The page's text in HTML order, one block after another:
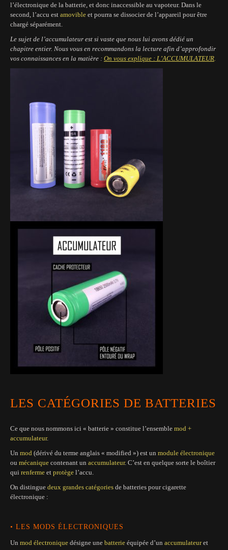
l’électronique de la batterie, et donc inaccessible au vapoteur. Dans le
second, l’accu est amovible et pourra se dissocier de l’appareil pour être
chargé séparément.
Le sujet de l’accumulateur est si vaste que nous lui avons dédié un
chapitre entier. Nous vous en recommandons la lecture afin d’approfondir
vos connaissances en la matière : On vous explique : L’ACCUMULATEUR.
LES CATÉGORIES DE BATTERIES
Ce que nous nommons ici « batterie » constitue l’ensemble mod +
accumulateur.
Un mod (dérivé du terme anglais « modified ») est un module électronique
ou mécanique contenant un accumulateur. C’est en quelque sorte le boîtier
qui renferme et protège l’accu.
On distingue deux grandes catégories de batteries pour cigarette
électronique :
• LES MODS ÉLECTRONIQUES
Un mod électronique désigne une batterie équipée d’un accumulateuret